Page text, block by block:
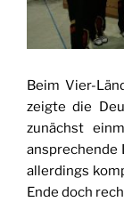
Beim Vier-
zeigte die
zunächst
ansprechende
allerdings
Ende doch